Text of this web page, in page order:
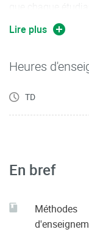
que chaque
écoles afin de
piles, le son,
Sur le campus du
vous aurez choisi
Lire plus
Heures
TD
En bref
Méthodes